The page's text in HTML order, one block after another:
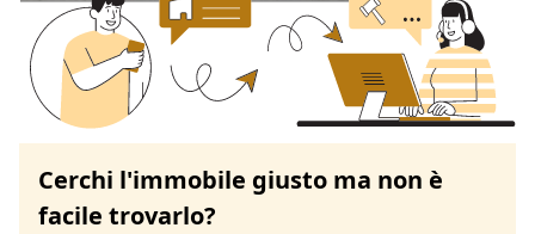
Cerchi l'immobile giusto ma non è
facile trovarlo?